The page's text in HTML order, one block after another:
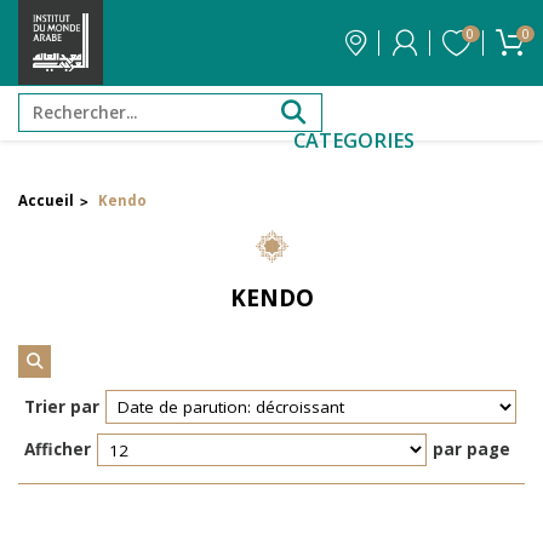
0 0
CATEGORIES
Filtrer par attribut
Réinitialiser les filtres
Accueil > Kendo
KENDO
Trier par
Afficher
par page